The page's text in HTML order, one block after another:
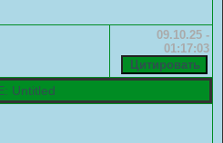
09.10.25 -
01:17:03
Untitled